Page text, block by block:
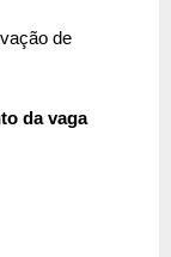
de
da vaga